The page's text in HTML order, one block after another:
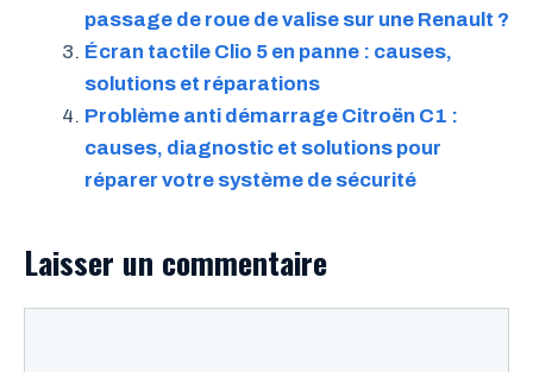
passage de roue de valise sur une Renault ?
Écran tactile Clio 5 en panne : causes,
solutions et réparations
Problème anti démarrage Citroën C1 :
causes, diagnostic et solutions pour
réparer votre système de sécurité
Laisser un commentaire